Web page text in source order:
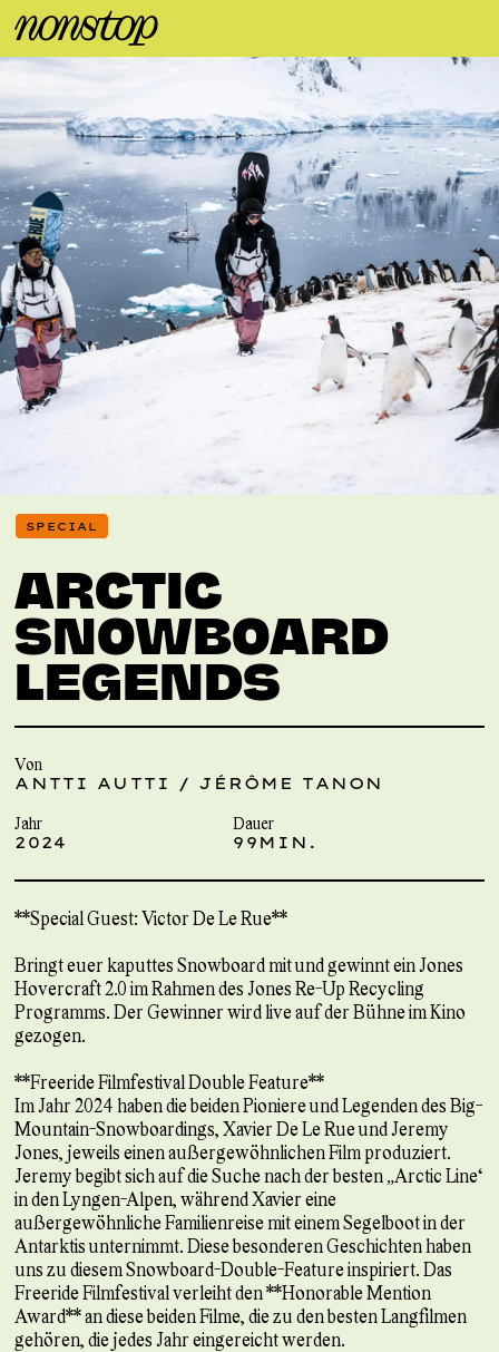
SPECIAL
ARCTIC
SNOWBOARD
LEGENDS
Von
ANTTI AUTTI / JÉRÔME TANON
Jahr
2024
Dauer
99MIN.
**Special Guest: Victor De Le Rue**
Bringt euer kaputtes Snowboard mit und gewinnt ein Jones
Hovercraft 2.0 im Rahmen des Jones Re-Up Recycling
Programms. Der Gewinner wird live auf der Bühne im Kino
gezogen.
**Freeride Filmfestival Double Feature**
Im Jahr 2024 haben die beiden Pioniere und Legenden des Big-
Mountain-Snowboardings, Xavier De Le Rue und Jeremy
Jones, jeweils einen außergewöhnlichen Film produziert.
Jeremy begibt sich auf die Suche nach der besten „Arctic Line“
in den Lyngen-Alpen, während Xavier eine
außergewöhnliche Familienreise mit einem Segelboot in der
Antarktis unternimmt. Diese besonderen Geschichten haben
uns zu diesem Snowboard-Double-Feature inspiriert. Das
Freeride Filmfestival verleiht den **Honorable Mention
Award** an diese beiden Filme, die zu den besten Langfilmen
gehören, die jedes Jahr eingereicht werden.